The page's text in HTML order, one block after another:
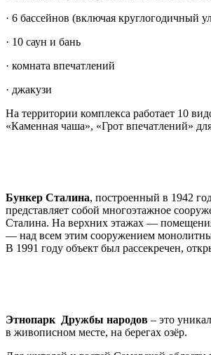
· 6 бассейнов (включая круглогодичный
· 10 саун и бань
· комната впечатлений
· джакузи
На территории комплекса работает 10
«Каменная чаша», «Грот впечатлений»
Бункер Сталина, построенный в 1942
представляет собой многоэтажное
Сталина. На верхних этажах —
— над всем этим сооружением
В 1991 году объект был рассекречен,
Этнопарк Дружбы народов – это
в живописном месте, на берегах озёр.